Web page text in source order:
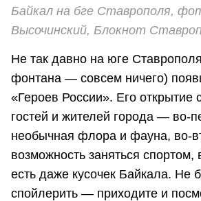
Байкал на бге Ставрополя,
Высочинский, Блокнот
Не так давно на юге
фонтана — совсем ничего)
«Героев России». Его открытие
гостей и жителей города — во-
необычная флора и фауна, во-
возможность заняться спортом,
есть даже кусочек Байкала. Не
спойлерить — приходите и